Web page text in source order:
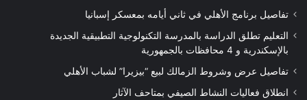
تفاصيل برنامج الأهلي في ثاني أيامه بمعسكر إسبانيا
التعليم تطلق الدراسة بالمدرسة التكنولوجية التطبيقية الجديدة
بالإسكندرية و 4 محافظات بالجمهورية
تفاصيل عرض وشروط الزمالك لبيع “بيزيرا” لشباب الأهلي
انطلاق فعاليات النشاط الصيفي بمتاحف الآثار